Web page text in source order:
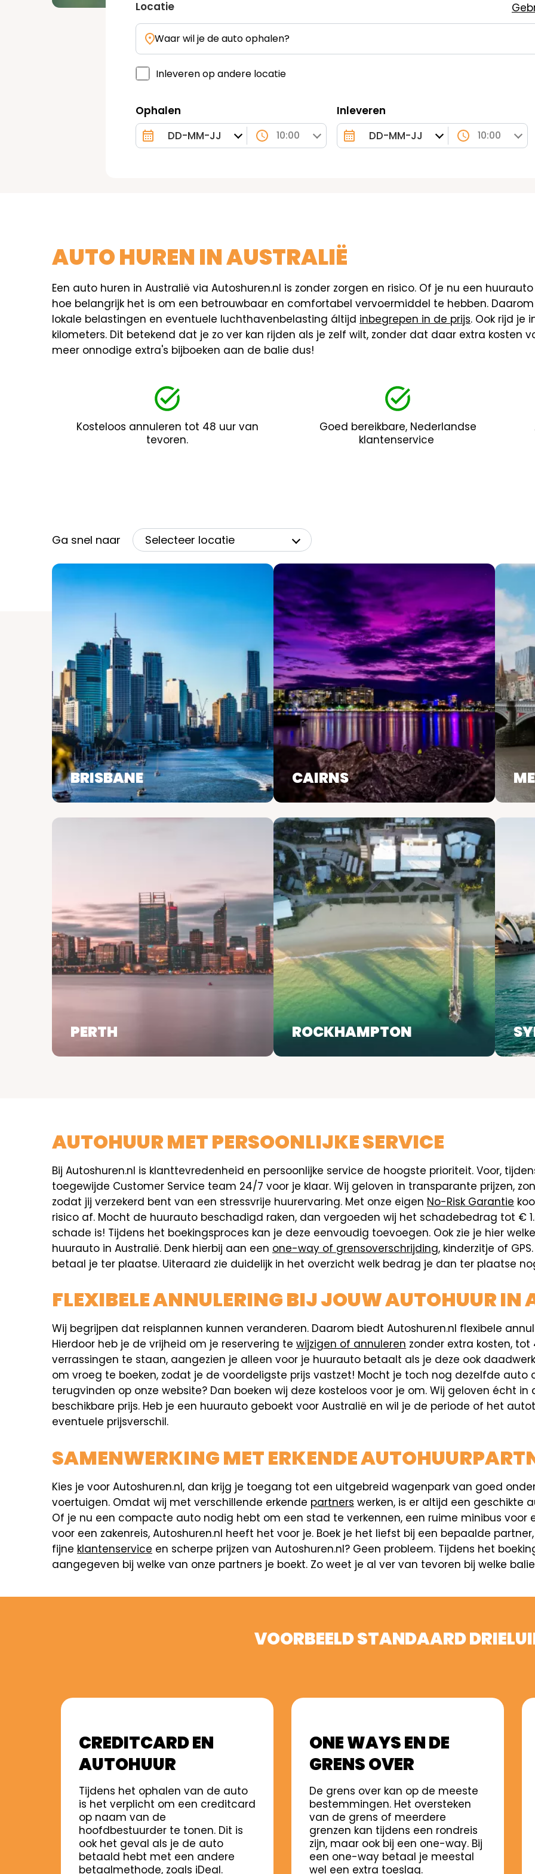
Ophalen
10:00
Inleveren
10:00
Locatie
Waar wil je de auto ophalen?
Inleveren op andere locatie
AUTO HUREN IN AUSTRALIË
Een auto huren in Australië via Autoshuren.nl is zonder zorgen en risico. Of je nu een
hoe belangrijk het is om een betrouwbaar en comfortabel vervoermiddel te hebben.
lokale belastingen en eventuele luchthavenbelasting áltijd inbegrepen in de prijs. Ook rijd je
kilometers. Dit betekend dat je zo ver kan rijden als je zelf wilt, zonder dat daar extra kosten
meer onnodige extra's bijboeken aan de balie dus!
Kosteloos annuleren tot 48 uur van
tevoren.
Goed bereikbare, Nederlandse
klantenservice
Ga snel naar Selecteer locatie
BRISBANE CAIRNS
PERTH ROCKHAMPTON
AUTOHUUR MET PERSOONLIJKE SERVICE
Bij Autoshuren.nl is klanttevredenheid en persoonlijke service de hoogste prioriteit. Voor,
toegewijde Customer Service team 24/7 voor je klaar. Wij geloven in transparante prijzen,
zodat jij verzekerd bent van een stressvrije huurervaring. Met onze eigen No-Risk Garantie
risico af. Mocht de huurauto beschadigd raken, dan vergoeden wij het schadebedrag tot €
schade is! Tijdens het boekingsproces kan je deze eenvoudig toevoegen. Ook zie je hier
huurauto in Australië. Denk hierbij aan een one-way of grensoverschrijding, kinderzitje of
betaal je ter plaatse. Uiteraard zie duidelijk in het overzicht welk bedrag je dan ter plaatse
FLEXIBELE ANNULERING BIJ JOUW AUTOHUUR IN
Wij begrijpen dat reisplannen kunnen veranderen. Daarom biedt Autoshuren.nl flexibele
Hierdoor heb je de vrijheid om je reservering te wijzigen of annuleren zonder extra kosten, tot
verrassingen te staan, aangezien je alleen voor je huurauto betaalt als je deze ook
om vroeg te boeken, zodat je de voordeligste prijs vastzet! Mocht je toch nog dezelfde
terugvinden op onze website? Dan boeken wij deze kosteloos voor je om. Wij geloven écht
beschikbare prijs. Heb je een huurauto geboekt voor Australië en wil je de periode of het
eventuele prijsverschil.
SAMENWERKING MET ERKENDE
Kies je voor Autoshuren.nl, dan krijg je toegang tot een uitgebreid wagenpark van goed
voertuigen. Omdat wij met verschillende erkende partners werken, is er altijd een geschikte
Of je nu een compacte auto nodig hebt om een stad te verkennen, een ruime minibus voor
voor een zakenreis, Autoshuren.nl heeft het voor je. Boek je het liefst bij een bepaalde
fijne klantenservice en scherpe prijzen van Autoshuren.nl? Geen probleem. Tijdens het
aangegeven bij welke van onze partners je boekt. Zo weet je al ver van tevoren bij welke
VOORBEELD STANDAARD
CREDITCARD EN
AUTOHUUR
Tijdens het ophalen van de auto
is het verplicht om een creditcard
op naam van de
hoofdbestuurder te tonen. Dit is
ook het geval als je de auto
betaald hebt met een andere
betaalmethode, zoals iDeal.
ONE WAYS EN DE
GRENS OVER
De grens over kan op de meeste
bestemmingen. Het oversteken
van de grens of meerdere
grenzen kan tijdens een rondreis
zijn, maar ook bij een one-way. Bij
een one-way betaal je meestal
wel een extra toeslag.